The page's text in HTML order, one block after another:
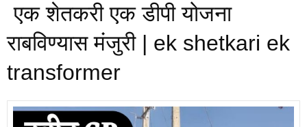
एक शेतकरी एक डीपी योजना
राबविण्यास मंजुरी | ek shetkari ek
transformer